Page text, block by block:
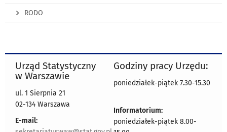
RODO
Urząd Statystyczny
w Warszawie
ul. 1 Sierpnia 21
02-134 Warszawa
E-mail:
Godziny pracy Urzędu:
poniedziałek-piątek 7.30-15.30
Informatorium:
poniedziałek-piątek 8.00-